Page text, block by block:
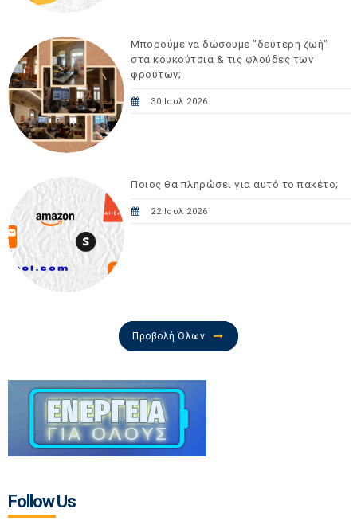
Μπορούμε να δώσουμε "δεύτερη ζωή"
στα κουκούτσια & τις φλούδες των
φρούτων;
30 Ιουλ 2026
Ποιος θα πληρώσει για αυτό το πακέτο;
22 Ιουλ 2026
Προβολή Όλων
Follow Us